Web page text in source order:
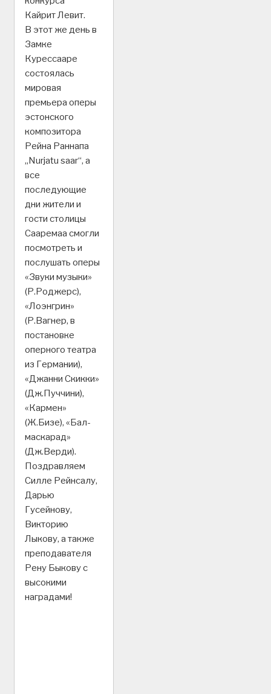
Кайрит Левит.
В этот же день в
Замке
Курессааре
состоялась
мировая
премьера оперы
эстонского
композитора
Рейна Раннапа
„Nurjatu saar“, а
все
последующие
дни жители и
гости столицы
Сааремаа смогли
посмотреть и
послушать оперы
«Звуки музыки»
(Р.Роджерс),
«Лоэнгрин»
(Р.Вагнер, в
постановке
оперного театра
из Германии),
«Джанни Скикки»
(Дж.Пуччини),
«Кармен»
(Ж.Бизе), «Бал-
маскарад»
(Дж.Верди).
Поздравляем
Силле Рейнсалу,
Дарью
Гусейнову,
Викторию
Лыкову, а также
преподавателя
Рену Быкову с
высокими
наградами!